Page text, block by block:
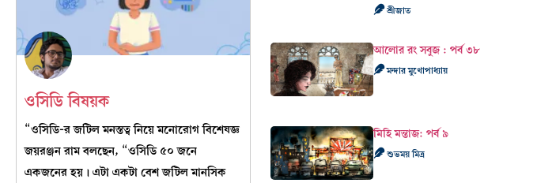
ওসিডি বিষয়ক
“ওসিডি-র জটিল মনস্তত্ব নিয়ে মনোরোগ বিশেষজ্ঞ
জয়রঞ্জন রাম বলছেন, “ওসিডি ৫০ জনে
একজনের হয়। এটা একটা বেশ জটিল মানসিক
শ্রীজাত
আলোর রং সবুজ : পর্ব ৩৮
মন্দার মুখোপাধ্যায়
মিহি মন্তাজ: পর্ব ৯
শুভময় মিত্র